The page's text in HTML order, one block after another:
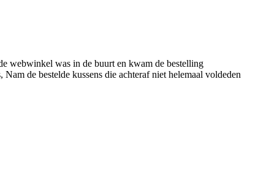
webwinkel was in de buurt en kwam de bestelling
de bestelde kussens die achteraf niet helemaal voldeden